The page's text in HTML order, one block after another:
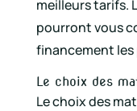
meilleurs tarifs.
pourront vous
financement
Le choix des
Le choix des